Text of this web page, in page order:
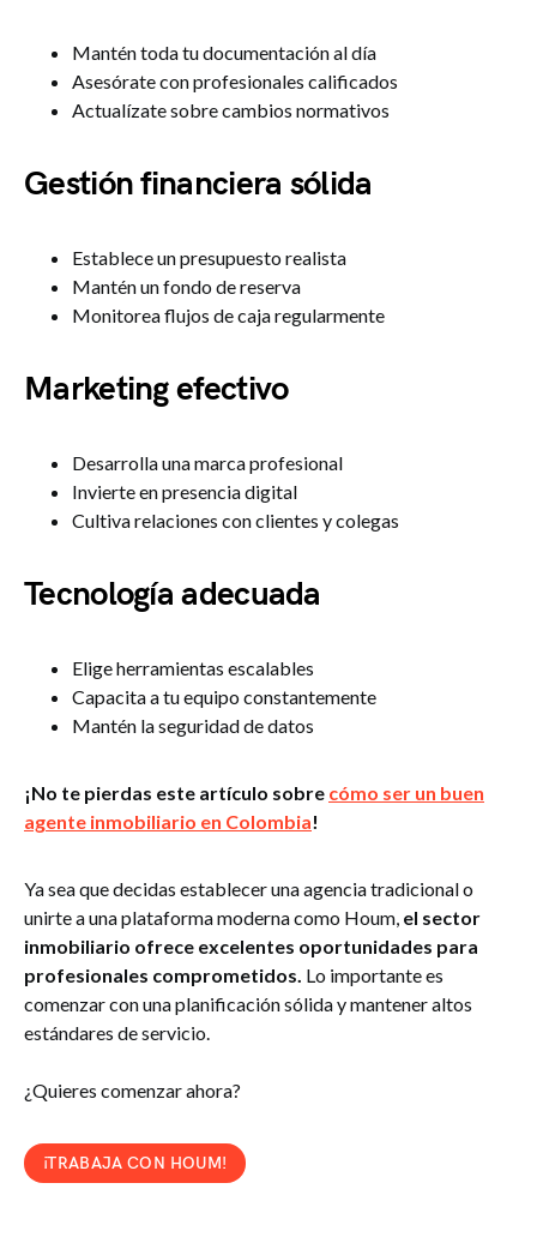
Mantén toda tu documentación al día
Asesórate con profesionales calificados
Actualízate sobre cambios normativos
Gestión financiera sólida
Establece un presupuesto realista
Mantén un fondo de reserva
Monitorea flujos de caja regularmente
Marketing efectivo
Desarrolla una marca profesional
Invierte en presencia digital
Cultiva relaciones con clientes y colegas
Tecnología adecuada
Elige herramientas escalables
Capacita a tu equipo constantemente
Mantén la seguridad de datos
¡No te pierdas este artículo sobre cómo ser un buen
agente inmobiliario en Colombia!
Ya sea que decidas establecer una agencia tradicional o
unirte a una plataforma moderna como Houm, el sector
inmobiliario ofrece excelentes oportunidades para
profesionales comprometidos. Lo importante es
comenzar con una planificación sólida y mantener altos
estándares de servicio.
¿Quieres comenzar ahora?
¡TRABAJA CON HOUM!